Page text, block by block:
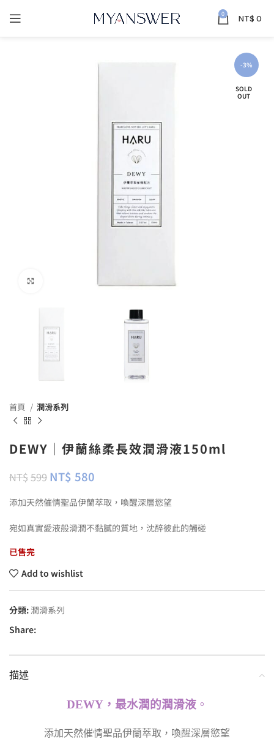
0 NT$ 0
-3%
SOLD
OUT
首頁 潤滑系列
DEWY｜伊蘭絲柔長效潤滑液150ml
NT$599 NT$ 580
添加天然催情聖品伊蘭萃取，喚醒深層慾望
宛如真實愛液般滑潤不黏膩的質地，沈醉彼此的觸碰
已售完
Add to wishlist
分類:潤滑系列
Share:
描述
DEWY，最水潤的潤滑液。
添加天然催情聖品伊蘭萃取，喚醒深層慾望